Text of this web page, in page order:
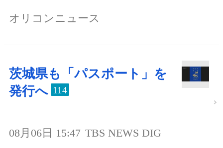
オリコンニュース
茨城県も「パスポート」を
発行へ 114
08月06日 15:47 TBS NEWS DIG